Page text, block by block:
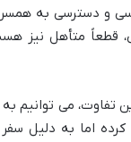
و دسترسی به
قطعاً متأهل نیز
تفاوت، می توانیم
کرده اما به دلیل